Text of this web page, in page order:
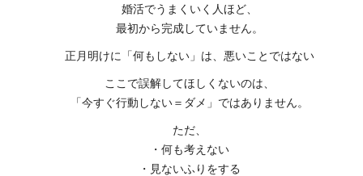
婚活でうまくいく人ほど、
最初から完成していません。
正月明けに「何もしない」は、悪いことではない
ここで誤解してほしくないのは、
「今すぐ行動しない＝ダメ」ではありません。
ただ、
・何も考えない
・見ないふりをする